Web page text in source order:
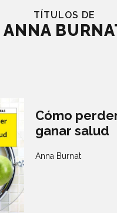
TÍTULOS DE
ANNA
Cómo
ganar salud
Anna Burnat